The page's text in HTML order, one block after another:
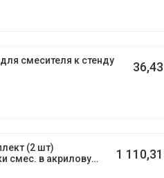
смесителя к стенду
36,43
(2 шт)
смес. в акриловую
1 110,31